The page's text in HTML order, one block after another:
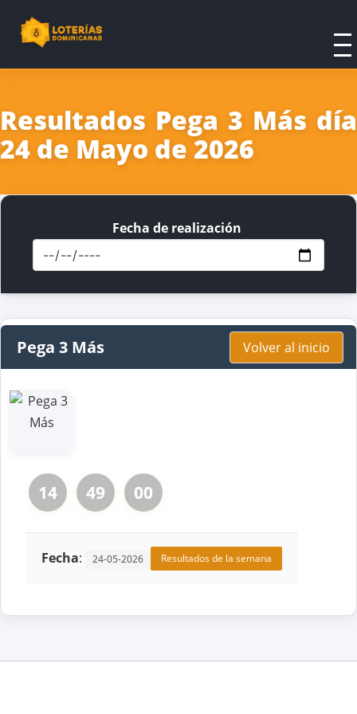
Resultados Pega 3 Más día
24 de Mayo de 2026
Fecha de realización
Pega 3 Más Volver al inicio
14 49 00
Fecha: 24-05-2026 Resultados de la semana